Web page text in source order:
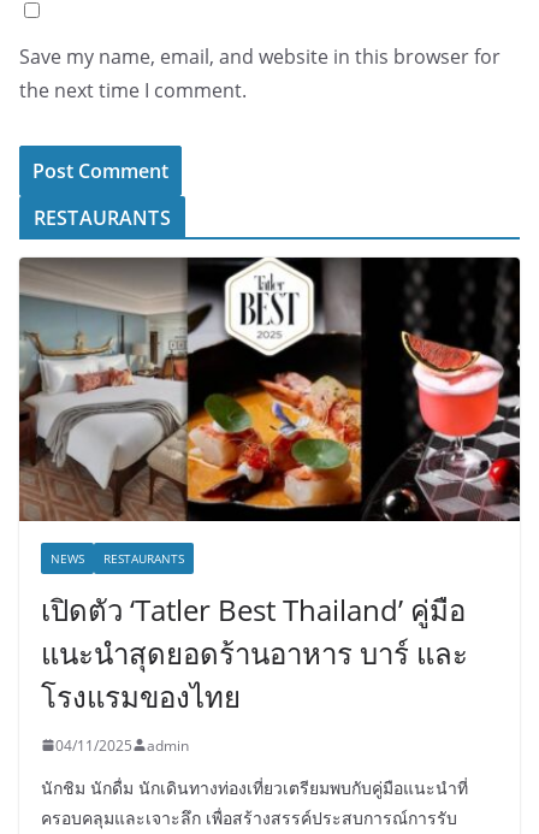
Save my name, email, and website in this browser for
the next time I comment.
RESTAURANTS
NEWS RESTAURANTS
เปิดตัว ‘Tatler Best Thailand’ คู่มือ
แนะนำสุดยอดร้านอาหาร บาร์ และ
โรงแรมของไทย
04/11/2025 admin
นักชิม นักดื่ม นักเดินทางท่องเที่ยวเตรียมพบกับคู่มือแนะนำที่
ครอบคลุมและเจาะลึก เพื่อสร้างสรรค์ประสบการณ์การรับ